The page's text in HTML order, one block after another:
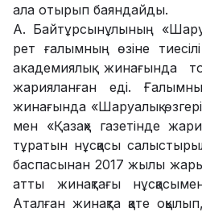
ала отырып баяндайды.
А. Байтұрсынұлының
рет ғалымның өзіне
академиялық жинағында
жарияланған еді.
жинағында «Шаруалық
мен «Қазақ» газетінде
тұратын нұсқасы
баспасынан 2017 жылы
атты жинақтағы
Аталған жинақта қате